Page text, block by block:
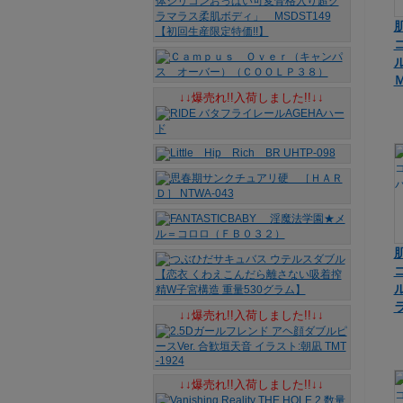
↓↓爆売れ!!入荷しました!!↓↓
↓↓爆売れ!!入荷しました!!↓↓
↓↓爆売れ!!入荷しました!!↓↓